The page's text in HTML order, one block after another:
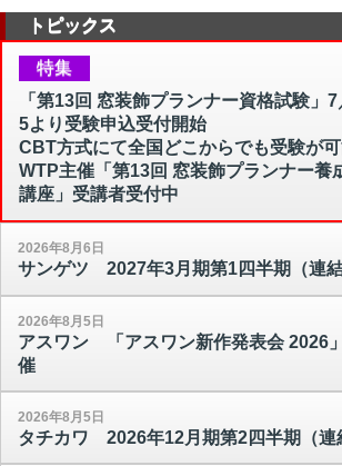
トピックス
特集
「第13回 窓装飾プランナー資格試験」7
5より受験申込受付開始
CBT方式にて全国どこからでも受験が
WTP主催「第13回 窓装飾プランナー養
講座」受講者受付中
2026年8月6日
サンゲツ 2027年3月期第1四半期（連
2026年8月5日
アスワン 「アスワン新作発表会 2026
催
2026年8月5日
タチカワ 2026年12月期第2四半期（連